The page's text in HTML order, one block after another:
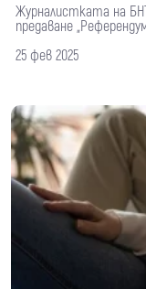
Журналистката на
предаване
25 фев 2025